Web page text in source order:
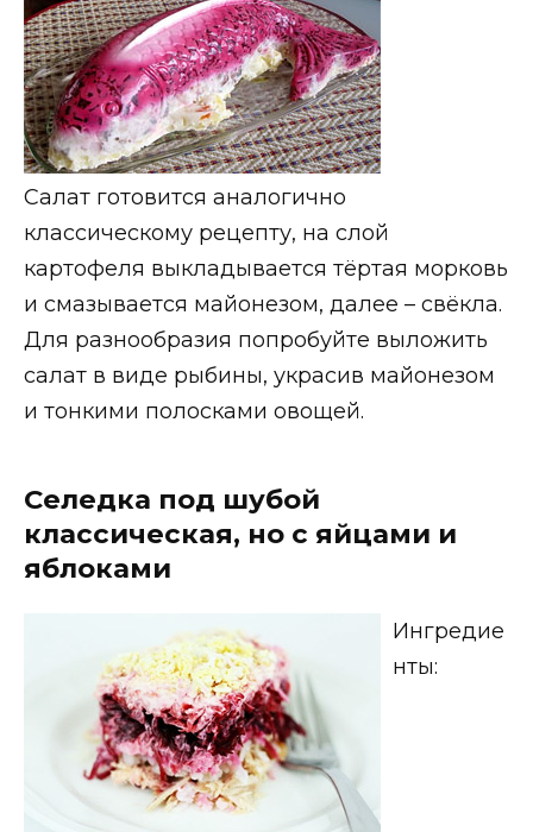
Салат готовится аналогично
классическому рецепту, на слой
картофеля выкладывается тёртая морковь
и смазывается майонезом, далее – свёкла.
Для разнообразия попробуйте выложить
салат в виде рыбины, украсив майонезом
и тонкими полосками овощей.
Селедка под шубой
классическая, но с яйцами и
яблоками
Ингредие
нты: